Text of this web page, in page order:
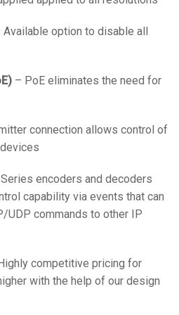
Available option to disable all
– PoE eliminates the need for
connection allows control of
encoders and decoders
capability via events that can
UDP commands to other IP
competitive pricing for
with the help of our design